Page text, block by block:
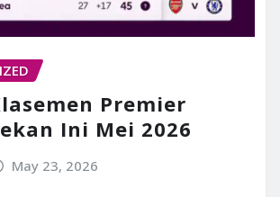
Premier
Ini Mei 2026
May 23, 2026